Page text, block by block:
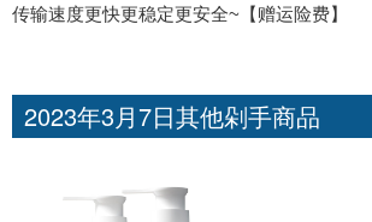
传输速度更快更稳定更安全~【赠运险费】
2023年3月7日其他剁手商品